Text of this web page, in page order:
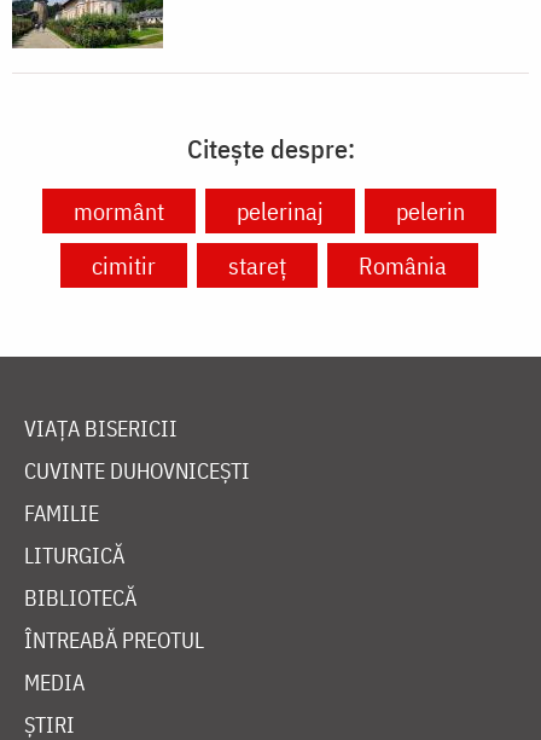
Citește despre:
mormânt pelerinaj
pelerin
cimitir
stareț România
VIAȚA BISERICII
CUVINTE DUHOVNICEȘTI
FAMILIE
LITURGICĂ
BIBLIOTECĂ
ÎNTREABĂ PREOTUL
MEDIA
ȘTIRI